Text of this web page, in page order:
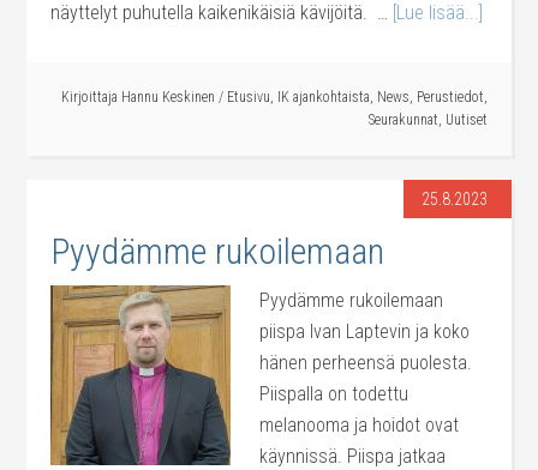
näyttelyt puhutella kaikenikäisiä kävijöitä. … [Lue lisää...]
Kirjoittaja Hannu Keskinen / Etusivu, IK ajankohtaista, News, Perustiedot,
Seurakunnat, Uutiset
25.8.2023
Pyydämme rukoilemaan
Pyydämme rukoilemaan
piispa Ivan Laptevin ja koko
hänen perheensä puolesta.
Piispalla on todettu
melanooma ja hoidot ovat
käynnissä. Piispa jatkaa